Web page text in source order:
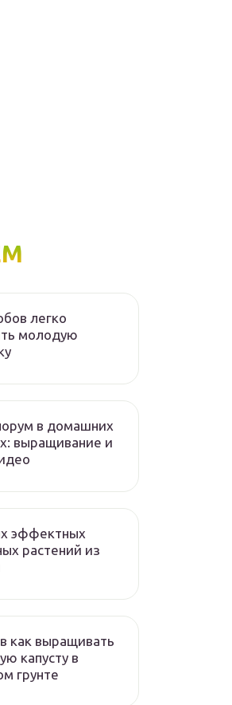
легко
молодую
в домашних
выращивание и
эффектных
растений из
как выращивать
капусту в
грунте